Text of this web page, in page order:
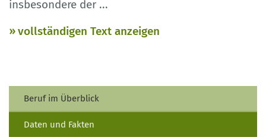
insbesondere der ...
vollständigen Text anzeigen
Beruf im Überblick
Daten und Fakten